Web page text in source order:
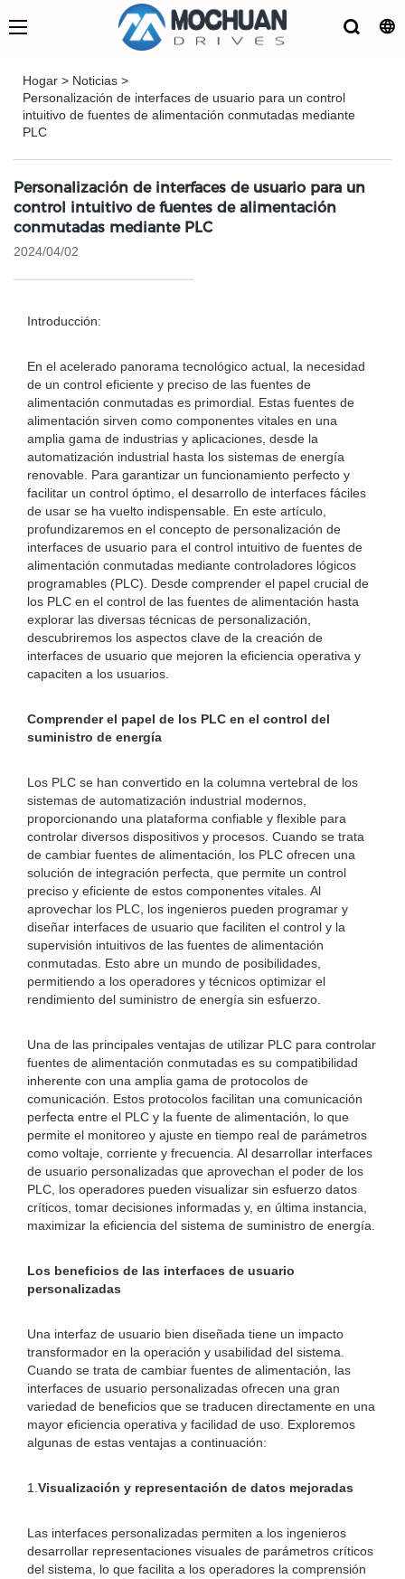
Hogar > Noticias >
Personalización de interfaces de usuario para un control
intuitivo de fuentes de alimentación conmutadas mediante
PLC
Personalización de interfaces de usuario para un
control intuitivo de fuentes de alimentación
conmutadas mediante PLC
2024/04/02
Introducción:
En el acelerado panorama tecnológico actual, la necesidad
de un control eficiente y preciso de las fuentes de
alimentación conmutadas es primordial. Estas fuentes de
alimentación sirven como componentes vitales en una
amplia gama de industrias y aplicaciones, desde la
automatización industrial hasta los sistemas de energía
renovable. Para garantizar un funcionamiento perfecto y
facilitar un control óptimo, el desarrollo de interfaces fáciles
de usar se ha vuelto indispensable. En este artículo,
profundizaremos en el concepto de personalización de
interfaces de usuario para el control intuitivo de fuentes de
alimentación conmutadas mediante controladores lógicos
programables (PLC). Desde comprender el papel crucial de
los PLC en el control de las fuentes de alimentación hasta
explorar las diversas técnicas de personalización,
descubriremos los aspectos clave de la creación de
interfaces de usuario que mejoren la eficiencia operativa y
capaciten a los usuarios.
Comprender el papel de los PLC en el control del
suministro de energía
Los PLC se han convertido en la columna vertebral de los
sistemas de automatización industrial modernos,
proporcionando una plataforma confiable y flexible para
controlar diversos dispositivos y procesos. Cuando se trata
de cambiar fuentes de alimentación, los PLC ofrecen una
solución de integración perfecta, que permite un control
preciso y eficiente de estos componentes vitales. Al
aprovechar los PLC, los ingenieros pueden programar y
diseñar interfaces de usuario que faciliten el control y la
supervisión intuitivos de las fuentes de alimentación
conmutadas. Esto abre un mundo de posibilidades,
permitiendo a los operadores y técnicos optimizar el
rendimiento del suministro de energía sin esfuerzo.
Una de las principales ventajas de utilizar PLC para controlar
fuentes de alimentación conmutadas es su compatibilidad
inherente con una amplia gama de protocolos de
comunicación. Estos protocolos facilitan una comunicación
perfecta entre el PLC y la fuente de alimentación, lo que
permite el monitoreo y ajuste en tiempo real de parámetros
como voltaje, corriente y frecuencia. Al desarrollar interfaces
de usuario personalizadas que aprovechan el poder de los
PLC, los operadores pueden visualizar sin esfuerzo datos
críticos, tomar decisiones informadas y, en última instancia,
maximizar la eficiencia del sistema de suministro de energía.
Los beneficios de las interfaces de usuario
personalizadas
Una interfaz de usuario bien diseñada tiene un impacto
transformador en la operación y usabilidad del sistema.
Cuando se trata de cambiar fuentes de alimentación, las
interfaces de usuario personalizadas ofrecen una gran
variedad de beneficios que se traducen directamente en una
mayor eficiencia operativa y facilidad de uso. Exploremos
algunas de estas ventajas a continuación:
1. Visualización y representación de datos mejoradas
Las interfaces personalizadas permiten a los ingenieros
desarrollar representaciones visuales de parámetros críticos
del sistema, lo que facilita a los operadores la comprensión